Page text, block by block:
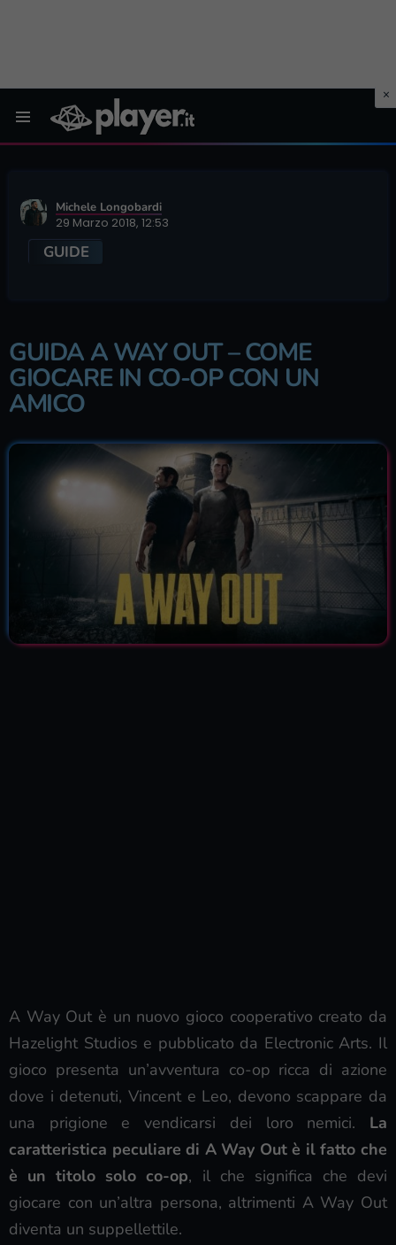
Michele Longobardi
29 Marzo 2018, 12:53
GUIDE
GUIDA A WAY OUT – COME
GIOCARE IN CO-OP CON UN
AMICO
A Way Out è un nuovo gioco cooperativo creato da
Hazelight Studios e pubblicato da Electronic Arts. Il
gioco presenta un’avventura co-op ricca di azione
dove i detenuti, Vincent e Leo, devono scappare da
una prigione e vendicarsi dei loro nemici. La
caratteristica peculiare di A Way Out è il fatto che
è un titolo solo co-op, il che significa che devi
giocare con un’altra persona, altrimenti A Way Out
diventa un suppellettile.